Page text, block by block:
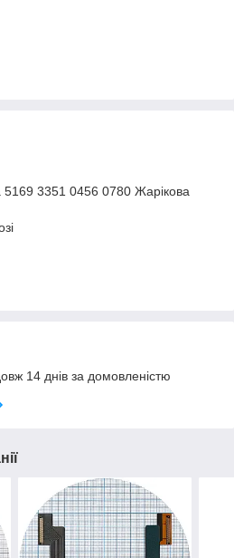
5169 3351 0456 0780 Жарікова
14 днів за домовленістю